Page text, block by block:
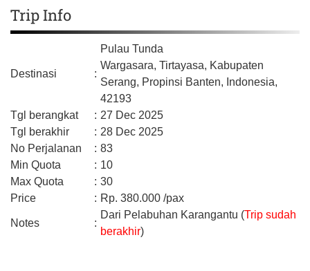
Trip Info
Destinasi :
Pulau Tunda
Wargasara, Tirtayasa, Kabupaten
Serang, Propinsi Banten, Indonesia,
42193
Tgl berangkat
: 27 Dec 2025
Tgl berakhir
: 28 Dec 2025
No Perjalanan
: 83
Min Quota
: 10
Max Quota
: 30
Price
: Rp. 380.000 /pax
Notes :
Dari Pelabuhan Karangantu (Trip sudah
berakhir)